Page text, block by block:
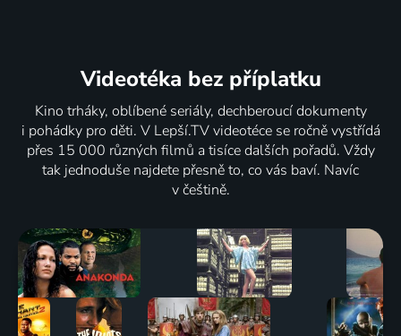
Videotéka bez příplatku
Kino trháky, oblíbené seriály, dechberoucí dokumenty
i pohádky pro děti. V Lepší.TV videotéce se ročně vystřídá
přes 15 000 různých filmů a tisíce dalších pořadů. Vždy
tak jednoduše najdete přesně to, co vás baví. Navíc
v češtině.